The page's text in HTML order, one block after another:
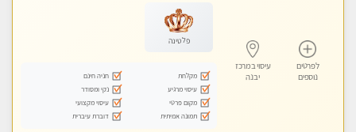
לפרטים
נוספים
עיסוי במרכז
יבנה
פלטינה
מקלחת
חניה חינם
עיסוי מרגיע
נקי ומסודר
מקום פרטי
עיסוי מקצועי
תמונה אמיתית
דוברת עיברית